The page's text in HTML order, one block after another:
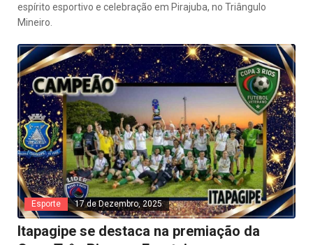
espírito esportivo e celebração em Pirajuba, no Triângulo
Mineiro.
Esporte 17 de Dezembro, 2025
Itapagipe se destaca na premiação da